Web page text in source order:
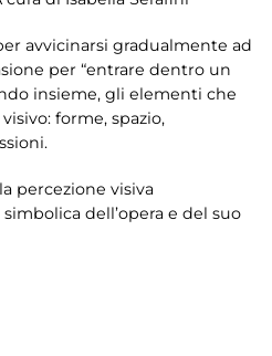
avvicinarsi gradualmente ad
per “entrare dentro un
insieme, gli elementi che
forme, spazio,
percezione visiva
dell’opera e del suo